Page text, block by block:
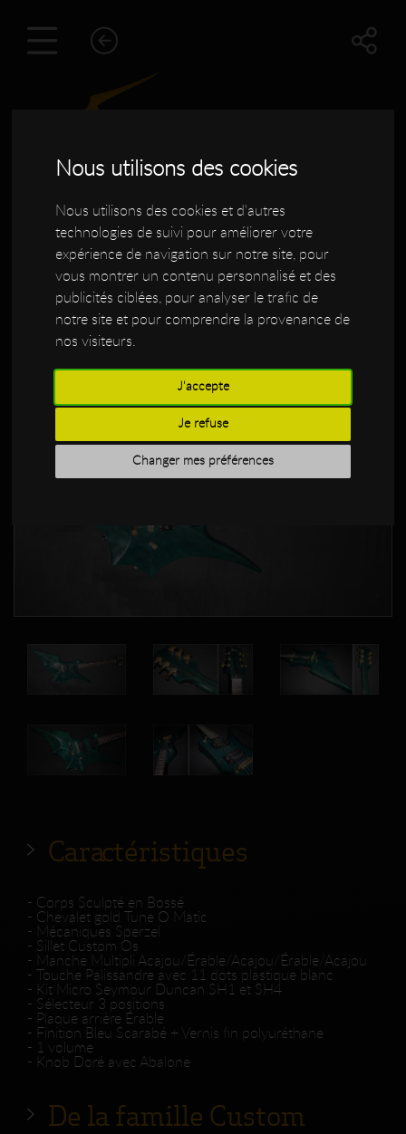
Nous utilisons des cookies
Nous utilisons des cookies et d'autres
technologies de suivi pour améliorer votre
expérience de navigation sur notre site, pour
vous montrer un contenu personnalisé et des
publicités ciblées, pour analyser le trafic de
notre site et pour comprendre la provenance de
nos visiteurs.
J'accepte
Je refuse
Changer mes préférences
Guitare DSC EMERAULD
BLADE
Caractéristiques
- Corps Sculpté en Bossé
- Chevalet gold Tune O Matic
- Mécaniques Sperzel
- Sillet Custom Os
- Manche Multipli Acajou/Érable/Acajou/Érable/Acajou
- Touche Palissandre avec 11 dots plastique blanc
- Kit Micro Seymour Duncan SH1 et SH4
- Sélecteur 3 positions
- Plaque arrière Érable
- Finition Bleu Scarabé + Vernis fin polyuréthane
- 1 volume
- Knob Doré avec Abalone
De la famille Custom